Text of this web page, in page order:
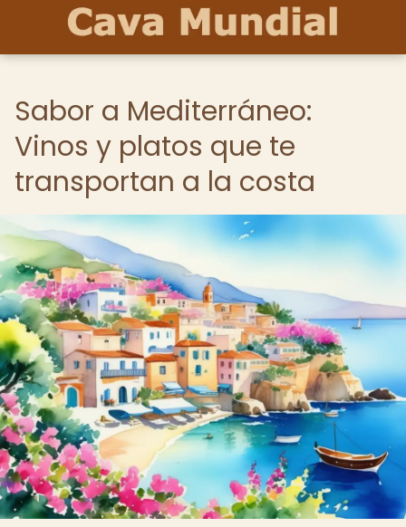
Sabor a Mediterráneo:
Vinos y platos que te
transportan a la costa